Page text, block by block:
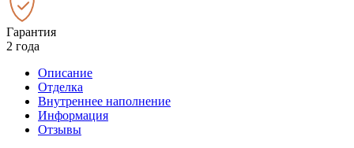
Гарантия
2 года
Описание
Отделка
Внутреннее наполнение
Информация
Отзывы